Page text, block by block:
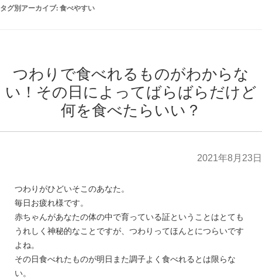
タグ別アーカイブ:食べやすい
つわりで食べれるものがわからな
い！その日によってばらばらだけど
何を食べたらいい？
2021年8月23日
つわりがひどいそこのあなた。
毎日お疲れ様です。
赤ちゃんがあなたの体の中で育っている証ということはとても
うれしく神秘的なことですが、つわりってほんとにつらいです
よね。
その日食べれたものが明日また調子よく食べれるとは限らな
い。